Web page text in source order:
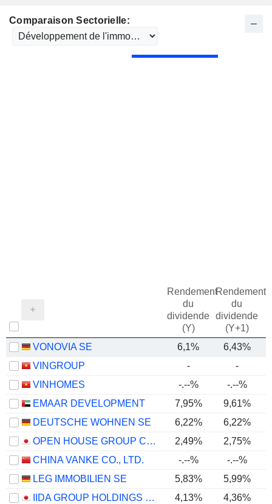
Comparaison Sectorielle:
Rendement
du
dividende
(Y)
Rendement
du
dividende
(Y+1)
VONOVIA SE 6,1%
6,43%
VINGROUP
- -
VINHOMES
-.--%
-.--%
EMAAR DEVELOPMENT
7,95%
9,61%
DEUTSCHE WOHNEN SE
6,22%
6,22%
OPEN HOUSE GROUP CO., LTD.
2,49%
2,75%
CHINA VANKE CO., LTD.
-.--%
-.--%
LEG IMMOBILIEN SE
5,83%
5,99%
IIDA GROUP HOLDINGS CO., LTD.
4,13%
4,36%